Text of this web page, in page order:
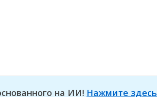
на ИИ! Нажмите здесь